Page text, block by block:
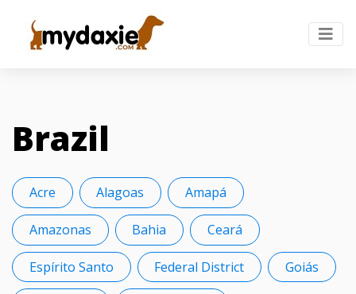
Brazil
Acre Alagoas Amapá
Amazonas Bahia Ceará
Espírito Santo Federal District Goiás